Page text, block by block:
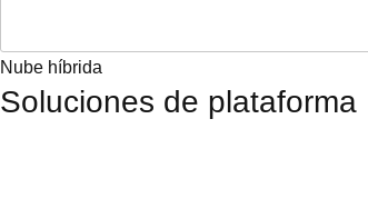
Nube híbrida
Soluciones de plataforma